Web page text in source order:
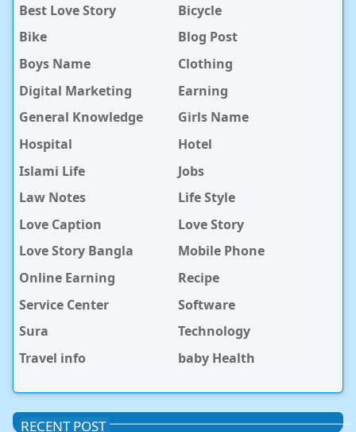
Best Love Story
Bicycle
Bike
Blog Post
Boys Name
Clothing
Digital Marketing
Earning
General Knowledge
Girls Name
Hospital
Hotel
Islami Life
Jobs
Law Notes
Life Style
Love Caption
Love Story
Love Story Bangla
Mobile Phone
Online Earning
Recipe
Service Center
Software
Sura
Technology
Travel info
baby Health
RECENT POST